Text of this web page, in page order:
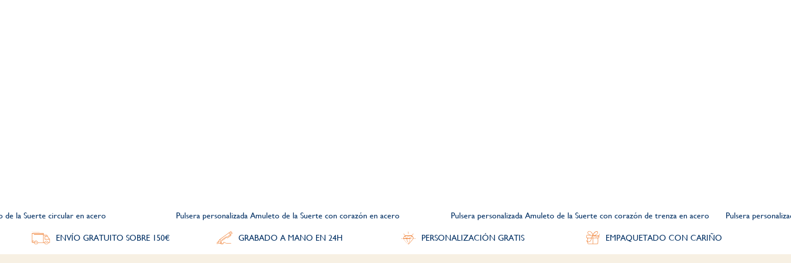
de la Suerte circular en acero Pulsera personalizada Amuleto de la Suerte con corazón en acero Pulsera personalizada Amuleto de la Suerte con corazón de trenza en acero Pulsera
ENVÍO GRATUITO SOBRE 150€ GRABADO A MANO EN 24H PERSONALIZACIÓN GRATIS EMPAQUETADO CON CARIÑO